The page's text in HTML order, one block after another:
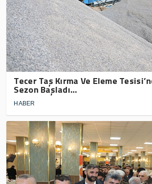
Tecer Taş Kırma Ve Eleme
Sezon Başladı…
HABER